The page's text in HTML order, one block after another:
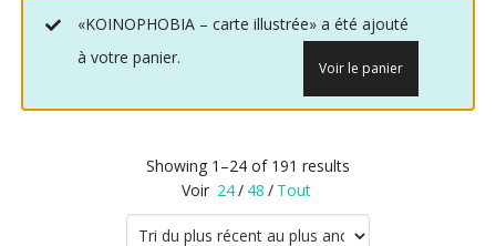
«KOINOPHOBIA – carte illustrée» a été ajouté
à votre panier.
Voir le panier
Showing 1–24 of 191 results
Voir 24/ 48 / Tout